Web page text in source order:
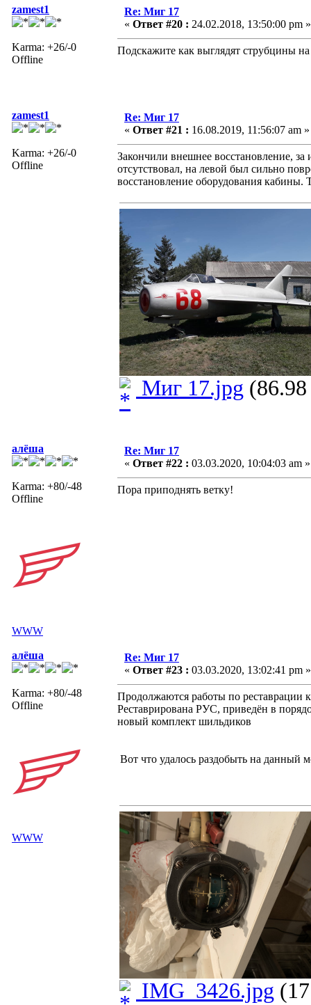
zamest1
Karma: +26/-0
Offline
Re: Миг 17
« Ответ #20 : 24.02.2018, 13:50:00 pm »
Подскажите как выглядят струбцины
zamest1
Karma: +26/-0
Offline
Re: Миг 17
« Ответ #21 : 16.08.2019, 11:56:07 am »
Закончили внешнее восстановление,
отсутствовал, на левой был сильно
восстановление оборудования
Миг 17.jpg
алёша
Karma: +80/-48
Offline
WWW
Re: Миг 17
« Ответ #22 : 03.03.2020, 10:04:03 am »
Пора приподнять ветку!
алёша
Karma: +80/-48
Offline
WWW
Re: Миг 17
« Ответ #23 : 03.03.2020, 13:02:41 pm »
Продолжаются работы по реставрации
Реставрирована РУС, приведён в
новый комплект шильдиков
Вот что удалось раздобыть на данный
IMG_3426.jpg